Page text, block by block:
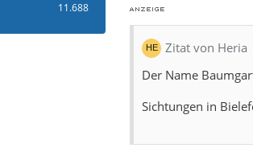
11.688
Zitat von Heria
Der Name
Sichtungen in